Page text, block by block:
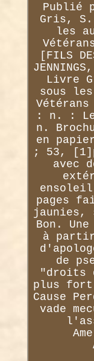
Publié
Gris,
les
[FILS
Livre
sous
: n. : Le
n.
en
; 53,
avec
pages
jaunies,
Bon.
à partir
de
"droits
plus fort
Cause
vade